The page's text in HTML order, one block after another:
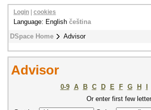
DSpace Home Advisor
Login cookies
Language: English čeština
Advisor
0-9 A B C D E F G H
Or enter first few